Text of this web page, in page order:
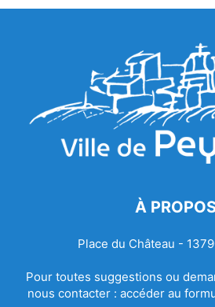
À
Place du Château -
Pour toutes suggestions ou
nous contacter : accéder au